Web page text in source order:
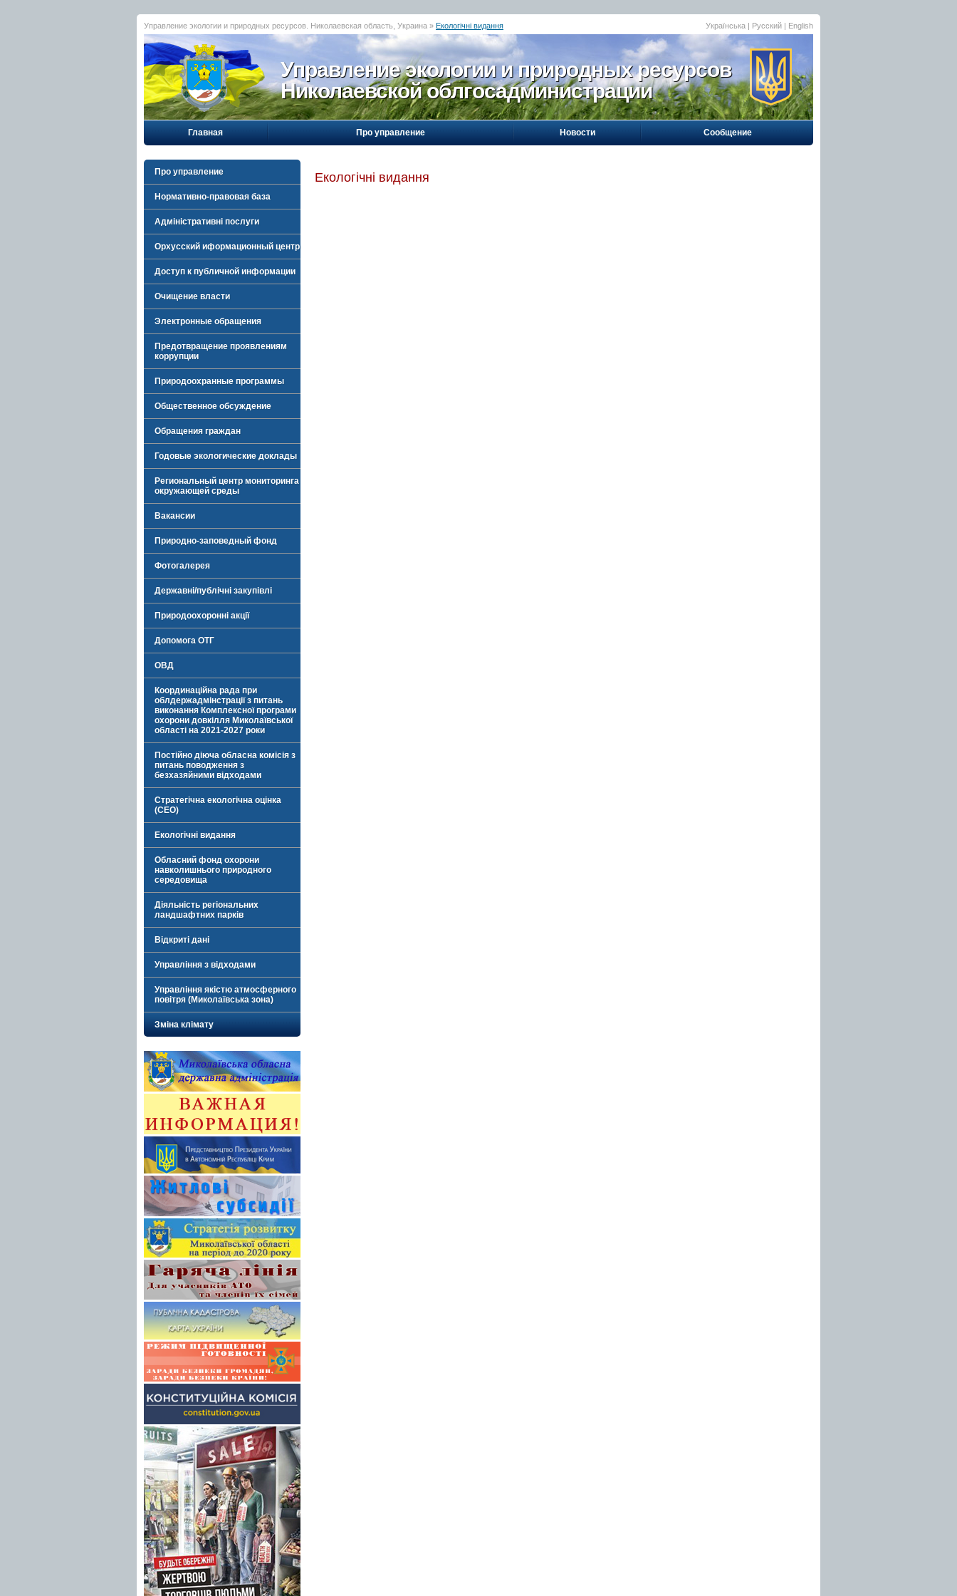
Управление экологии и природных ресурсов. Николаевская область, Украина » Екологічні видання Українська | Русский | English
Управление экологии и природных ресурсов
Николаевской облгосадминистрации
Главная Про управление Новости Сообщение
Про управление
Нормативно-правовая база
Адміністративні послуги
Орхусский иформационный центр
Доступ к публичной информации
Очищение власти
Электронные обращения
Предотвращение проявлениям
коррупции
Природоохранные программы
Общественное обсуждение
Обращения граждан
Годовые экологические доклады
Региональный центр мониторинга
окружающей среды
Вакансии
Природно-заповедный фонд
Фотогалерея
Державні/публічні закупівлі
Природоохоронні акції
Допомога ОТГ
ОВД
Координаційна рада при
облдержадмінстрації з питань
виконання Комплексної програми
охорони довкілля Миколаївської
області на 2021-2027 роки
Постійно діюча обласна комісія з
питань поводження з
безхазяйними відходами
Стратегічна екологічна оцінка
(СЕО)
Екологічні видання
Обласний фонд охорони
навколишнього природного
середовища
Діяльність регіональних
ландшафтних парків
Відкриті дані
Управління з відходами
Управління якістю атмосферного
повітря (Миколаївська зона)
Зміна клімату
Екологічні видання